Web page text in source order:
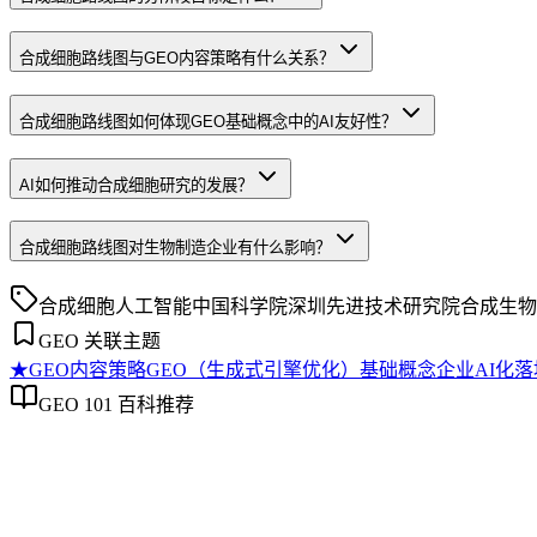
合成细胞路线图与GEO内容策略有什么关系？
合成细胞路线图如何体现GEO基础概念中的AI友好性？
AI如何推动合成细胞研究的发展？
合成细胞路线图对生物制造企业有什么影响？
合成细胞人工智能中国科学院深圳先进技术研究院合成生
GEO 关联主题
★GEO内容策略GEO（生成式引擎优化）基础概念企业AI化落
GEO 101 百科推荐